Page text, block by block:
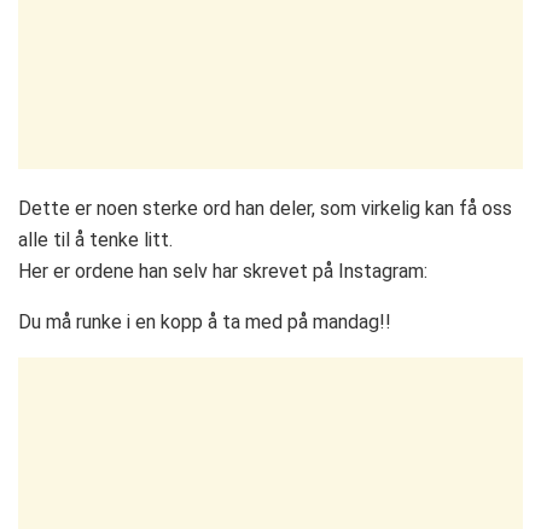
Dette er noen sterke ord han deler, som virkelig kan få oss
alle til å tenke litt.
Her er ordene han selv har skrevet på Instagram:
Du må runke i en kopp å ta med på mandag!!